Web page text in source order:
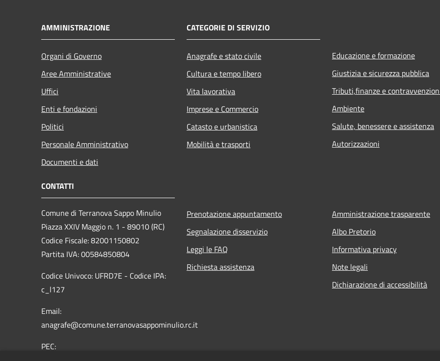
AMMINISTRAZIONE
Organi di Governo
Aree Amministrative
Uffici
Enti e fondazioni
Politici
Personale Amministrativo
Documenti e dati
CATEGORIE DI SERVIZIO
Anagrafe e stato civile
Cultura e tempo libero
Vita lavorativa
Imprese e Commercio
Catasto e urbanistica
Mobilità e trasporti
Educazione e formazione
Giustizia e sicurezza pubblica
Tributi,finanze e
Ambiente
Salute, benessere e assistenza
Autorizzazioni
CONTATTI
Comune di Terranova Sappo Minulio
Piazza XXIV Maggio n. 1 - 89010 (RC)
Codice Fiscale: 82001150802
Partita IVA: 00584850804
Codice Univoco: UFRD7E - Codice IPA:
c_l127
Email:
anagrafe@comune.terranovasappominulio.rc.it
PEC:
Prenotazione appuntamento
Segnalazione disservizio
Leggi le FAQ
Richiesta assistenza
Amministrazione trasparente
Albo Pretorio
Informativa privacy
Note legali
Dichiarazione di accessibilità